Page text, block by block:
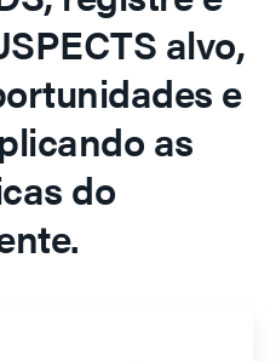
alvo,
e
as
do